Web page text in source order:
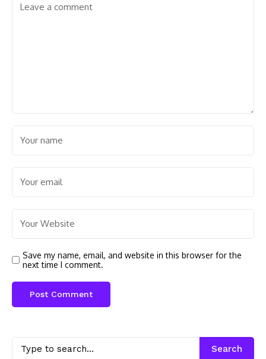
Save my name, email, and website in this browser for the
next time I comment.
Search